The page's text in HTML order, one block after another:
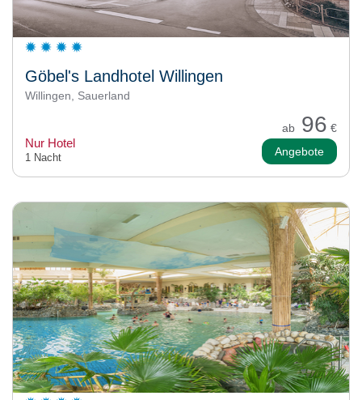
Göbel's Landhotel Willingen
Willingen, Sauerland
ab 96 €
Nur Hotel
1 Nacht Angebote